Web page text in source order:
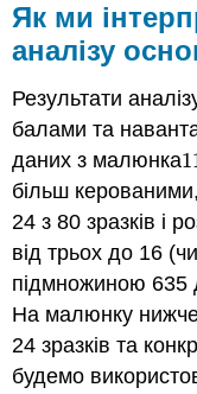
Як ми
аналізу
Результати
балами та
даних з малюнка
більш
24 з 80 зразків і
від трьох до 16
підмножиною 635
На малюнку нижче
24 зразків та
будемо